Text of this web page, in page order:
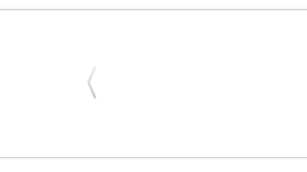
ΜΕ ΤΑ ΜΑΥΡΑ 3 - MEN IN BLACK 3 (BLU-RAY)